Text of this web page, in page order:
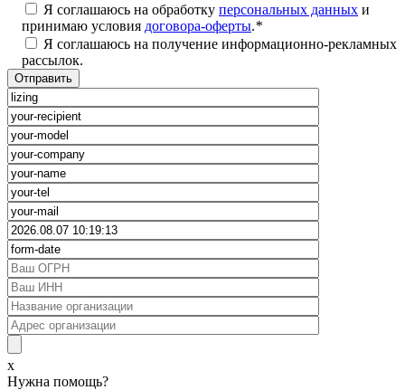
Я соглашаюсь на обработку персональных данных и
принимаю условия договора-оферты.*
Я соглашаюсь на получение информационно-рекламных
рассылок.
x
Нужна помощь?